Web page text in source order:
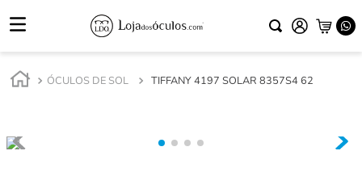
ÓCULOS DE SOL TIFFANY 4197 SOLAR 8357S4 62